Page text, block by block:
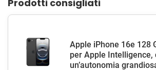
Prodotti consigliati
Apple iPhone 16e 128
per Apple Intelligence,
un’autonomia